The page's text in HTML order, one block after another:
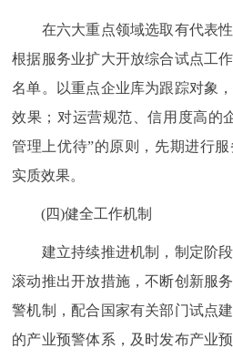
在六大重点领域选取有代表性
根据服务业扩大开放综合试点工
名单。以重点企业库为跟踪对象
效果；对运营规范、信用度高的
管理上优待”的原则，先期进行
实质效果。
(四)健全工作机制
建立持续推进机制，制定阶段
滚动推出开放措施，不断创新服
警机制，配合国家有关部门试点
的产业预警体系，及时发布产业